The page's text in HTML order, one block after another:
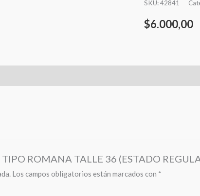
SKU:42841
$6.000,00
ROMANA TALLE 36 (ESTADO
Los campos obligatorios están marcados con *